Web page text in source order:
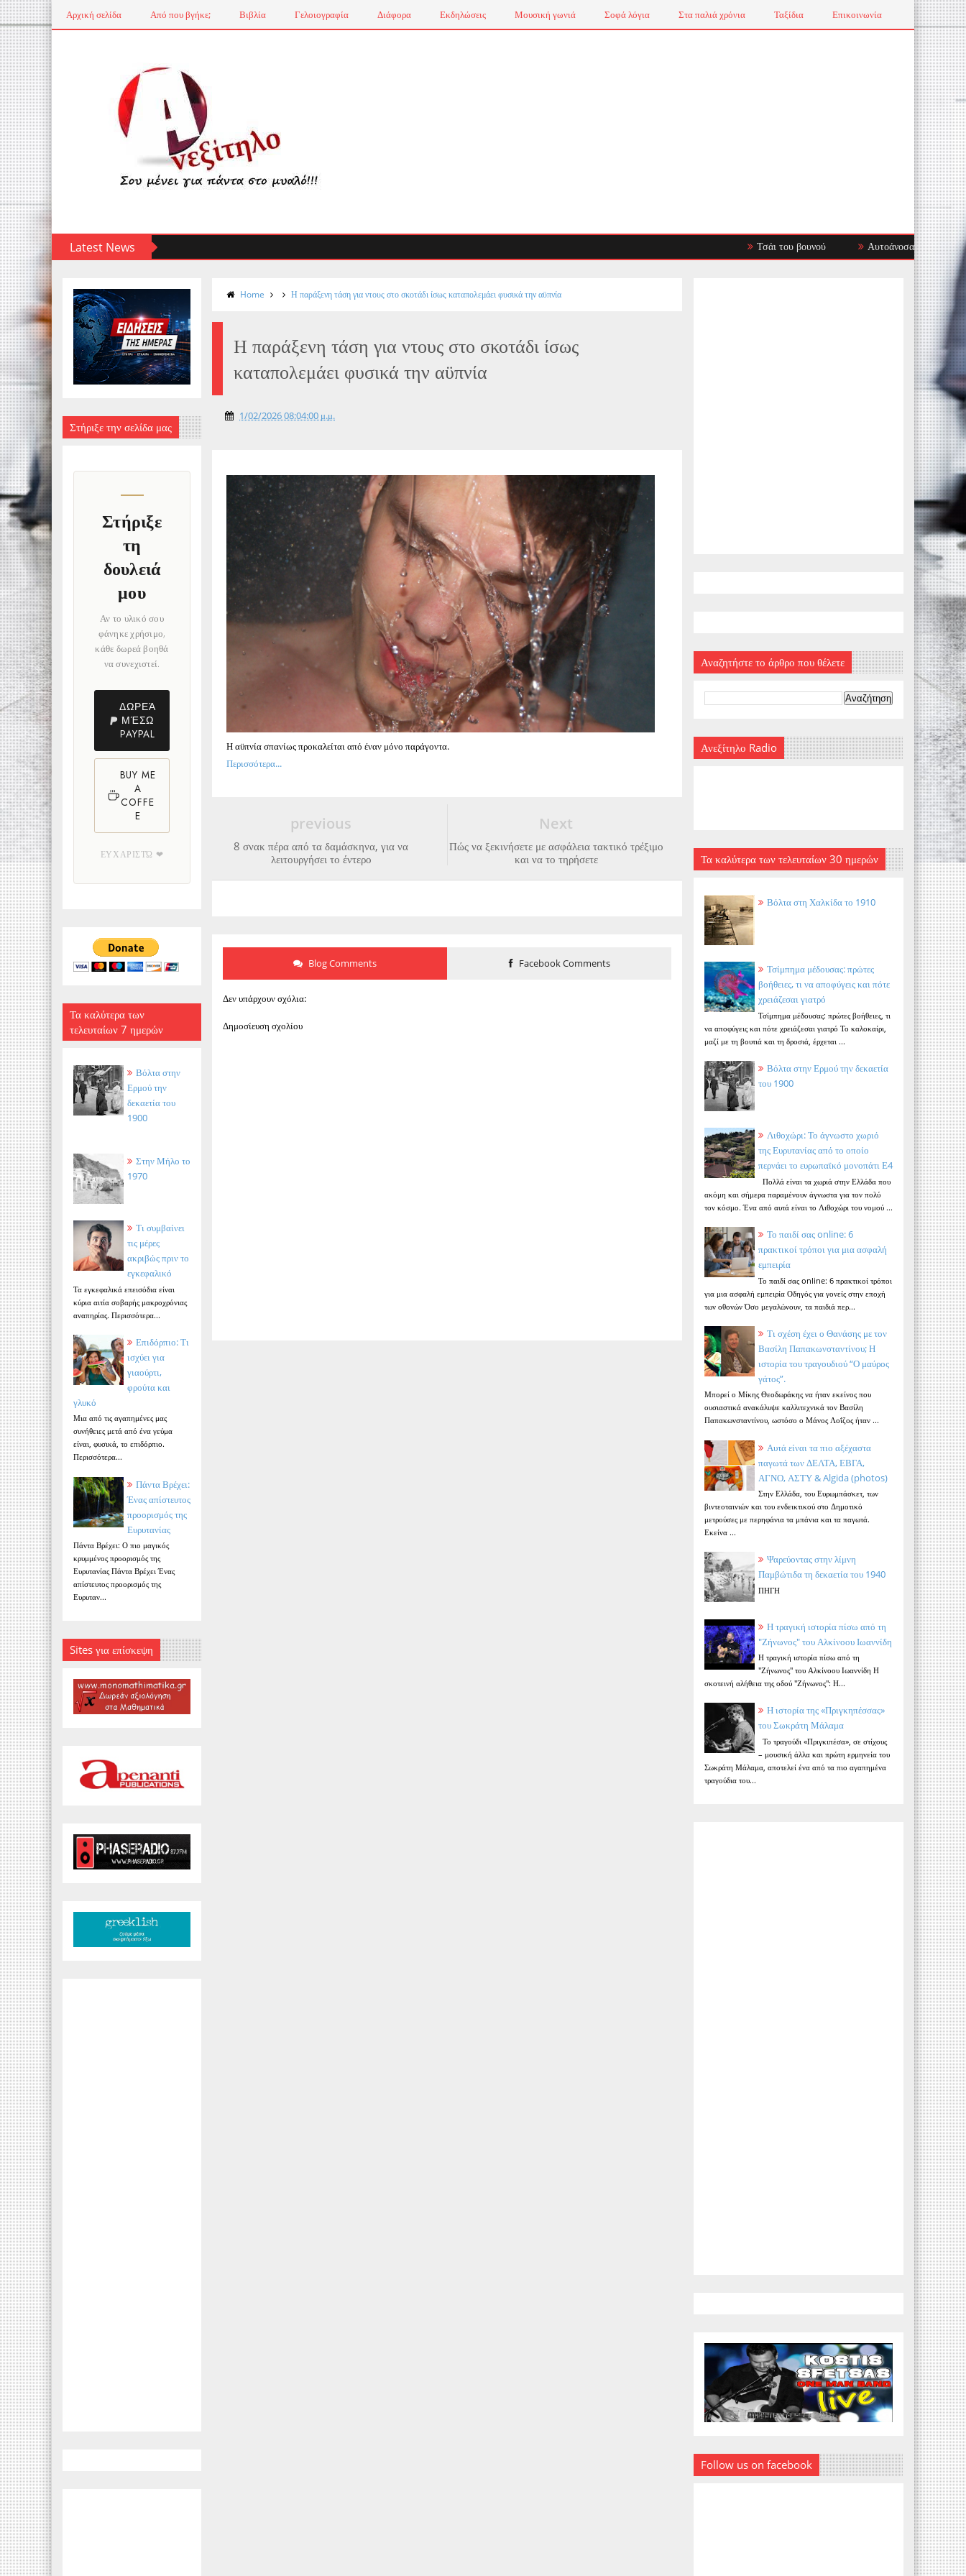
Αρχική σελίδα Από που βγήκε; Βιβλία Γελοιογραφία Διάφορα Εκδηλώσεις Μουσική γωνιά Σοφά λόγια Στα παλιά χρόνια Ταξίδια Επικοινωνία
Latest News Τσάι του βουνού Αυτοάνοσα Νοσήματα: Όταν
Στήριξε την σελίδα μας
Στήριξε
τη
δουλειά
μου
Αν το υλικό σου
φάνηκε χρήσιμο,
κάθε δωρεά βοηθά
να συνεχιστεί.
ΔΩΡΕΆ
ΜΈΣΩ
PAYPAL
BUY ME
A
COFFE
E
ΕΥΧΑΡΙΣΤΏ ❤
Τα καλύτερα των
τελευταίων 7 ημερών
Βόλτα στην
Ερμού την
δεκαετία του
1900
Στην Μήλο το
1970
Τι συμβαίνει
τις μέρες
ακριβώς πριν το
εγκεφαλικό
Τα εγκεφαλικά επεισόδια είναι
κύρια αιτία σοβαρής μακροχρόνιας
αναπηρίας. Περισσότερα...
Επιδόρπιο: Τι
ισχύει για
γιαούρτι,
φρούτα και
γλυκό
Μια από τις αγαπημένες μας
συνήθειες μετά από ένα γεύμα
είναι, φυσικά, το επιδόρπιο.
Περισσότερα...
Πάντα Βρέχει:
Ένας απίστευτος
προορισμός της
Ευρυτανίας
Πάντα Βρέχει: Ο πιο μαγικός
κρυμμένος προορισμός της
Ευρυτανίας Πάντα Βρέχει Ένας
απίστευτος προορισμός της
Ευρυταν...
Sites για επίσκεψη
Home Η παράξενη τάση για ντους στο σκοτάδι ίσως καταπολεμάει φυσικά την αϋπνία
Η παράξενη τάση για ντους στο σκοτάδι ίσως
καταπολεμάει φυσικά την αϋπνία
1/02/2026 08:04:00 μ.μ.
Η αϋπνία σπανίως προκαλείται από έναν μόνο παράγοντα.
Περισσότερα...
Next
Πώς να ξεκινήσετε με ασφάλεια τακτικό τρέξιμο
και να το τηρήσετε
previous
8 σνακ πέρα από τα δαμάσκηνα, για να
λειτουργήσει το έντερο
Blog Comments Facebook Comments
Δεν υπάρχουν σχόλια:
Δημοσίευση σχολίου
Αναζητήστε το άρθρο που θέλετε
Ανεξίτηλο Radio
Τα καλύτερα των τελευταίων 30 ημερών
Βόλτα στη Χαλκίδα το 1910
Τσίμπημα μέδουσας: πρώτες
βοήθειες, τι να αποφύγεις και πότε
χρειάζεσαι γιατρό
Τσίμπημα μέδουσας: πρώτες βοήθειες, τι
να αποφύγεις και πότε χρειάζεσαι γιατρό Το καλοκαίρι,
μαζί με τη βουτιά και τη δροσιά, έρχεται ...
Βόλτα στην Ερμού την δεκαετία
του 1900
Λιθοχώρι: Το άγνωστο χωριό
της Ευρυτανίας από το οποίο
περνάει το ευρωπαϊκό μονοπάτι Ε4
Πολλά είναι τα χωριά στην Ελλάδα που
ακόμη και σήμερα παραμένουν άγνωστα για τον πολύ
τον κόσμο. Ένα από αυτά είναι το Λιθοχώρι του νομού ...
Το παιδί σας online: 6
πρακτικοί τρόποι για μια ασφαλή
εμπειρία
Το παιδί σας online: 6 πρακτικοί τρόποι
για μια ασφαλή εμπειρία Οδηγός για γονείς στην εποχή
των οθονών Όσο μεγαλώνουν, τα παιδιά περ...
Τι σχέση έχει ο Θανάσης με τον
Βασίλη Παπακωνσταντίνου; Η
ιστορία του τραγουδιού “Ο μαύρος
γάτος”.
Μπορεί ο Μίκης Θεοδωράκης να ήταν εκείνος που
ουσιαστικά ανακάλυψε καλλιτεχνικά τον Βασίλη
Παπακωνσταντίνου, ωστόσο ο Μάνος Λοΐζος ήταν ...
Αυτά είναι τα πιο αξέχαστα
παγωτά των ΔΕΛΤΑ, ΕΒΓΑ,
ΑΓΝΟ, ΑΣΤΥ & Algida (photos)
Στην Ελλάδα, του Ευρωμπάσκετ, των
βιντεοταινιών και του ενδεικτικού στο Δημοτικό
μετρούσες με περηφάνια τα μπάνια και τα παγωτά.
Εκείνα ...
Ψαρεύοντας στην λίμνη
Παμβώτιδα τη δεκαετία του 1940
ΠΗΓΗ
Η τραγική ιστορία πίσω από τη
"Ζήνωνος" του Αλκίνοου Ιωαννίδη
Η τραγική ιστορία πίσω από τη
"Ζήνωνος" του Αλκίνοου Ιωαννίδη Η
σκοτεινή αλήθεια της οδού "Ζήνωνος": Η...
Η ιστορία της «Πριγκηπέσσας»
του Σωκράτη Μάλαμα
Το τραγούδι «Πριγκιπέσα», σε στίχους
– μουσική άλλα και πρώτη ερμηνεία του
Σωκράτη Μάλαμα, αποτελεί ένα από τα πιο αγαπημένα
τραγούδια του...
Follow us on facebook